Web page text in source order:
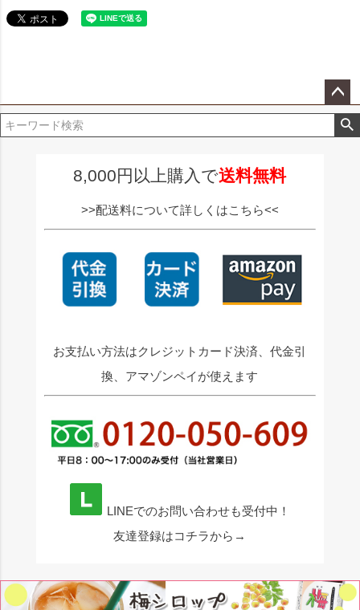
ペー
ジト
8,000円以上購入で送料無料
>>配送料について詳しくはこちら<<
お支払い方法はクレジットカード決済、代金引
換、アマゾンペイが使えます
LINEでのお問い合わせも受付中！
友達登録はコチラから→